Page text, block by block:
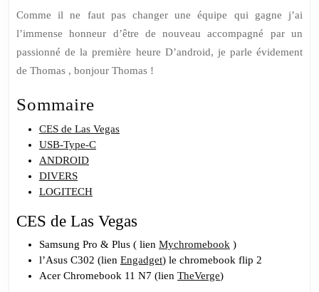
Comme il ne faut pas changer une équipe qui gagne j’ai
l’immense honneur d’être de nouveau accompagné par un
passionné de la première heure D’android, je parle évidement
de Thomas , bonjour Thomas !
Sommaire
CES de Las Vegas
USB-Type-C
ANDROID
DIVERS
LOGITECH
CES de Las Vegas
Samsung Pro & Plus ( lien Mychromebook )
l’Asus C302 (lien Engadget) le chromebook flip 2
Acer Chromebook 11 N7 (lien TheVerge)